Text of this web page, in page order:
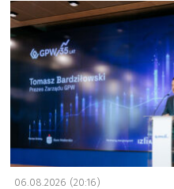
06.08.2026 (20:16)